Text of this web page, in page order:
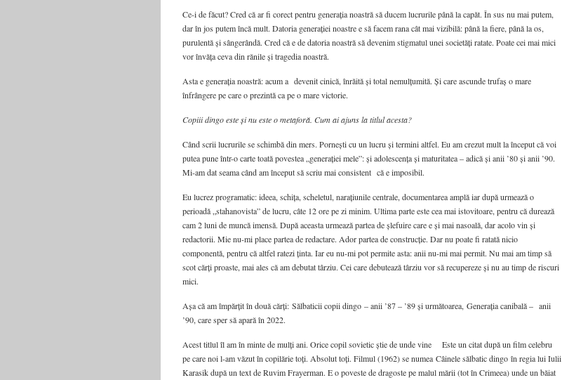
Ce-i de făcut? Cred că ar fi corect pentru generația noastră să ducem lucrurile până la capăt. În sus nu mai putem,
dar în jos putem încă mult. Datoria generației noastre e să facem rana cât mai vizibilă: până la fiere, până la os,
purulentă și sângerândă. Cred că e de datoria noastră să devenim stigmatul unei societăți ratate. Poate cei mai mici
vor învăța ceva din rănile și tragedia noastră.
Asta e generația noastră: acum a devenit cinică, înrăită și total nemulțumită. Și care ascunde trufaș o mare
înfrângere pe care o prezintă ca pe o mare victorie.
Copiii dingo este și nu este o metaforă. Cum ai ajuns la titlul acesta?
Când scrii lucrurile se schimbă din mers. Pornești cu un lucru și termini altfel. Eu am crezut mult la început că voi
putea pune într-o carte toată povestea „generației mele”: și adolescența și maturitatea – adică și anii ’80 și anii ’90.
Mi-am dat seama când am început să scriu mai consistent că e imposibil.
Eu lucrez programatic: ideea, schița, scheletul, narațiunile centrale, documentarea amplă iar după urmează o
perioadă „stahanovista” de lucru, câte 12 ore pe zi minim. Ultima parte este cea mai istovitoare, pentru că durează
cam 2 luni de muncă imensă. După aceasta urmează partea de șlefuire care e și mai nasoală, dar acolo vin și
redactorii. Mie nu-mi place partea de redactare. Ador partea de construcție. Dar nu poate fi ratată nicio
componentă, pentru că altfel ratezi ținta. Iar eu nu-mi pot permite asta: anii nu-mi mai permit. Nu mai am timp să
scot cărți proaste, mai ales că am debutat târziu. Cei care debutează târziu vor să recupereze și nu au timp de riscuri
mici.
Așa că am împărțit în două cărți: Sălbaticii copii dingo – anii ’87 – ’89 și următoarea, Generația canibală – anii
’90, care sper să apară în 2022.
Acest titlul îl am în minte de mulți ani. Orice copil sovietic știe de unde vine Este un citat după un film celebru
pe care noi l-am văzut în copilărie toți. Absolut toți. Filmul (1962) se numea Câinele sălbatic dingo în regia lui Iulii
Karasik după un text de Ruvim Frayerman. E o poveste de dragoste pe malul mării (tot în Crimeea) unde un băiat